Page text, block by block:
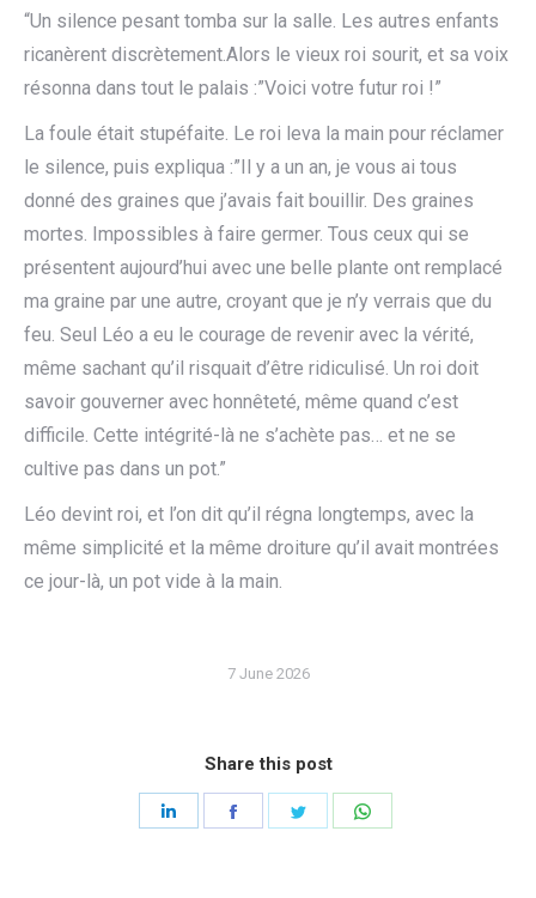
“Un silence pesant tomba sur la salle. Les autres enfants
ricanèrent discrètement.Alors le vieux roi sourit, et sa voix
résonna dans tout le palais :”Voici votre futur roi !”
La foule était stupéfaite. Le roi leva la main pour réclamer
le silence, puis expliqua :”Il y a un an, je vous ai tous
donné des graines que j’avais fait bouillir. Des graines
mortes. Impossibles à faire germer. Tous ceux qui se
présentent aujourd’hui avec une belle plante ont remplacé
ma graine par une autre, croyant que je n’y verrais que du
feu. Seul Léo a eu le courage de revenir avec la vérité,
même sachant qu’il risquait d’être ridiculisé. Un roi doit
savoir gouverner avec honnêteté, même quand c’est
difficile. Cette intégrité-là ne s’achète pas… et ne se
cultive pas dans un pot.”
Léo devint roi, et l’on dit qu’il régna longtemps, avec la
même simplicité et la même droiture qu’il avait montrées
ce jour-là, un pot vide à la main.
7 June 2026
Share this post